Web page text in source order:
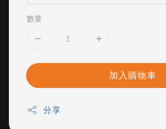
數量
加入購物車
分享